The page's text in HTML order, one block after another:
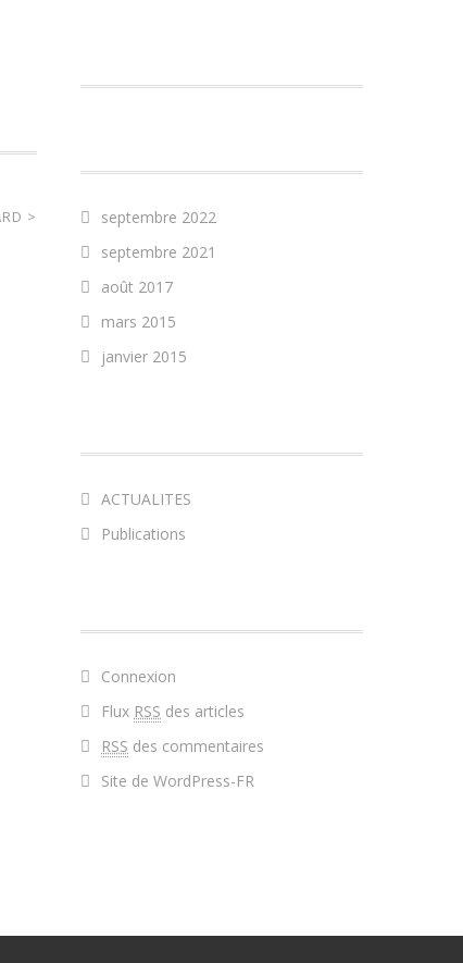
>
septembre 2022
septembre 2021
août 2017
mars 2015
janvier 2015
ACTUALITES
Publications
Connexion
Flux RSS des articles
RSS des commentaires
Site de WordPress-FR